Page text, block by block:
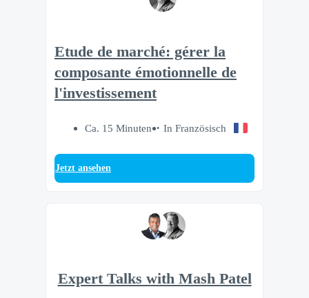
Etude de marché: gérer la
composante émotionnelle de
l'investissement
Ca. 15 Minuten In Französisch
Jetzt ansehen
Expert Talks with Mash Patel